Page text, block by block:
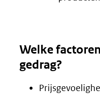
Welke
gedrag?